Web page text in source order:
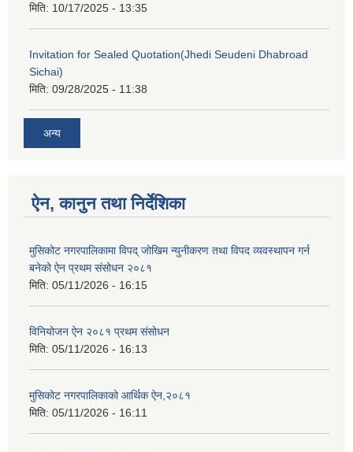
मिति: 10/17/2025 - 13:35
Invitation for Sealed Quotation(Jhedi Seudeni Dhabroad
Sichai)
मिति: 09/28/2025 - 11:38
अन्य
ऐन, कानुन तथा निर्देशिका
मुसिकोट नगरपालिकामा विपद् जोखिम न्युनीकरण तथा विपद व्यवस्थापन गर्न
बनेको ऐन प्रथम संसोधन २०८१
मिति: 05/11/2026 - 16:15
विनियोजन ऐन २०८१ प्रथम संसोधन
मिति: 05/11/2026 - 16:13
मुसिकोट नगरपालिकाको आर्थिक ऐन,२०८१
मिति: 05/11/2026 - 16:11